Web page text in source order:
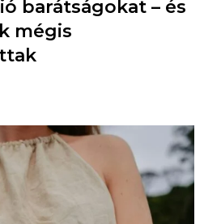
barátságokat – és
mégis